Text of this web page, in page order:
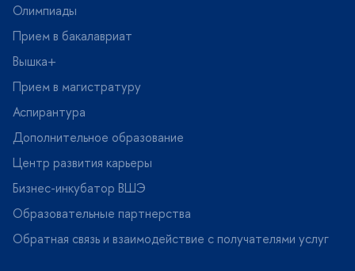
Олимпиады
Прием в бакалавриат
ышка+
Прием в магистратуру
Аспирантура
Дополнительное образование
Центр развития карьеры
Бизнес-инкубатор ВШЭ
Образовательные партнерства
Обратная связь и взаимодействие с получателями услу